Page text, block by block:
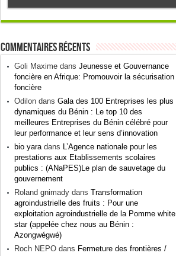
Commentaires récents
Goli Maximedans Jeunesse et Gouvernance
foncière en Afrique: Promouvoir la sécurisation
foncière
Odilondans Gala des 100 Entreprises les plus
dynamiques du Bénin : Le top 10 des
meilleures Entreprises du Bénin célébré pour
leur performance et leur sens d’innovation
bio yaradans L’Agence nationale pour les
prestations aux Etablissements scolaires
publics : (ANaPES)Le plan de sauvetage du
gouvernement
Roland gnimadydans Transformation
agroindustrielle des fruits : Pour une
exploitation agroindustrielle de la Pomme white
star (appelée chez nous au Bénin :
Azongwégwé)
Roch NEPOdans Fermeture des frontières /